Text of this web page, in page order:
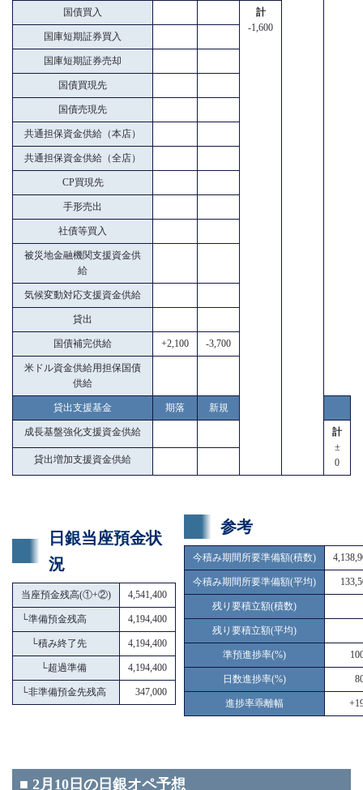
国債買入
計
-1,600
国庫短期証券買入
国庫短期証券売却
国債買現先
国債売現先
共通担保資金供給（本店）
共通担保資金供給（全店）
CP買現先
手形売出
社債等買入
被災地金融機関支援資金供
給
気候変動対応支援資金供給
貸出
国債補完供給 +2,100 -3,700
米ドル資金供給用担保国債
供給
貸出支援基金 期落 新規
成長基盤強化支援資金供給
計
±
0
貸出増加支援資金供給
日銀当座預金状
況
当座預金残高(①+②) 4,541,400
└準備預金残高 4,194,400
└積み終了先 4,194,400
└超過準備 4,194,400
└非準備預金先残高 347,000
参考
今積み期間所要準備額(積数)
今積み期間所要準備額(平均)
残り要積立額(積数)
残り要積立額(平均)
準預進捗率(%)
日数進捗率(%)
進捗率乖離幅
■ 2月10日の日銀オペ予想